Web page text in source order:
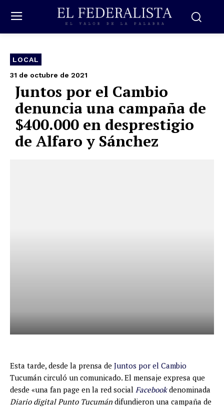
LOCAL
31 de octubre de 2021
Juntos por el Cambio
denuncia una campaña de
$400.000 en desprestigio
de Alfaro y Sánchez
Esta tarde, desde la prensa de Juntos por el Cambio
Tucumán circuló un comunicado. El mensaje expresa que
desde «una fan page en la red social Facebookdenominada
Diario digital Punto Tucumán difundieron una campaña de